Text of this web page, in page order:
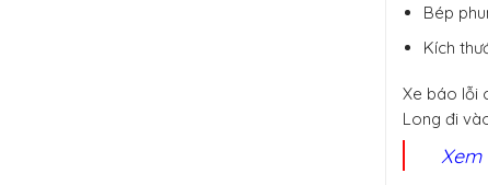
Bép
Kích
Xe báo lỗi
Long đi
Xem